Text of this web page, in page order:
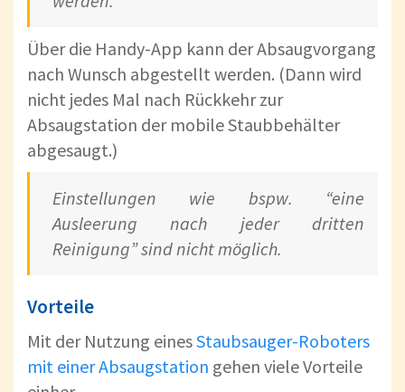
Über die Handy-App kann der Absaugvorgang
nach Wunsch abgestellt werden. (Dann wird
nicht jedes Mal nach Rückkehr zur
Absaugstation der mobile Staubbehälter
abgesaugt.)
Einstellungen wie bspw. “eine
Ausleerung nach jeder dritten
Reinigung” sind nicht möglich.
Vorteile
Mit der Nutzung einesStaubsauger-Roboters
mit einer Absaugstation gehen viele Vorteile